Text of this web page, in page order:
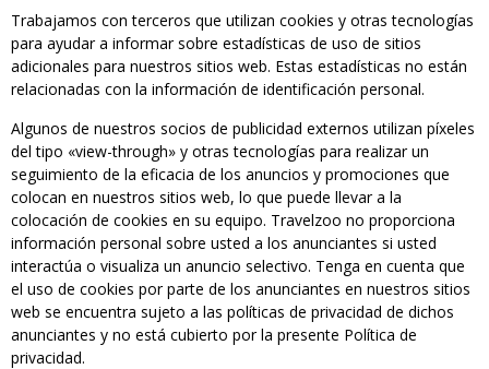
Trabajamos con terceros que utilizan cookies y otras tecnologías
para ayudar a informar sobre estadísticas de uso de sitios
adicionales para nuestros sitios web. Estas estadísticas no están
relacionadas con la información de identificación personal.
Algunos de nuestros socios de publicidad externos utilizan píxeles
del tipo «view-through» y otras tecnologías para realizar un
seguimiento de la eficacia de los anuncios y promociones que
colocan en nuestros sitios web, lo que puede llevar a la
colocación de cookies en su equipo. Travelzoo no proporciona
información personal sobre usted a los anunciantes si usted
interactúa o visualiza un anuncio selectivo. Tenga en cuenta que
el uso de cookies por parte de los anunciantes en nuestros sitios
web se encuentra sujeto a las políticas de privacidad de dichos
anunciantes y no está cubierto por la presente Política de
privacidad.